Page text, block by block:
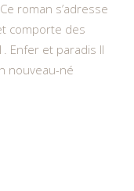
roman s’adresse
comporte des
Enfer et paradis Il
nouveau-né